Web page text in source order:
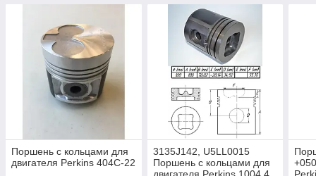
Поршень с кольцами для
двигателя Perkins 404C-22
3135J142, U5LL0015
Поршень с кольцами для